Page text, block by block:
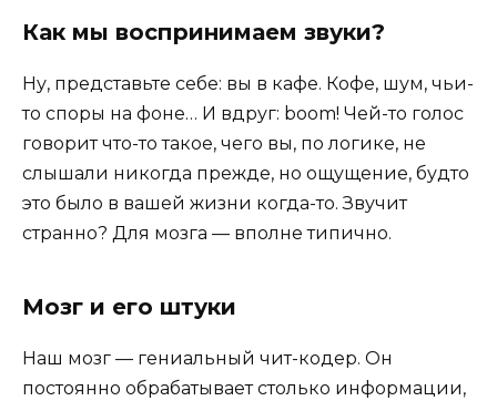
Как мы воспринимаем звуки?
Ну, представьте себе: вы в кафе. Кофе, шум, чьи-
то споры на фоне… И вдруг: boom! Чей-то голос
говорит что-то такое, чего вы, по логике, не
слышали никогда прежде, но ощущение, будто
это было в вашей жизни когда-то. Звучит
странно? Для мозга — вполне типично.
Мозг и его штуки
Наш мозг — гениальный чит-кодер. Он
постоянно обрабатывает столько информации,